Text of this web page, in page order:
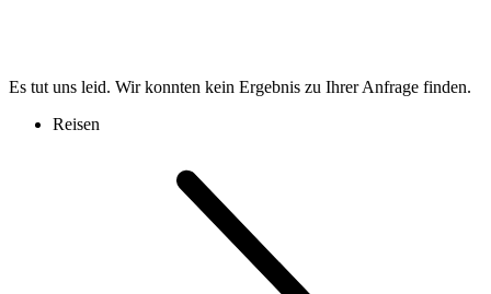
Es tut uns leid. Wir konnten kein Ergebnis zu Ihrer Anfrage finden.
Reisen